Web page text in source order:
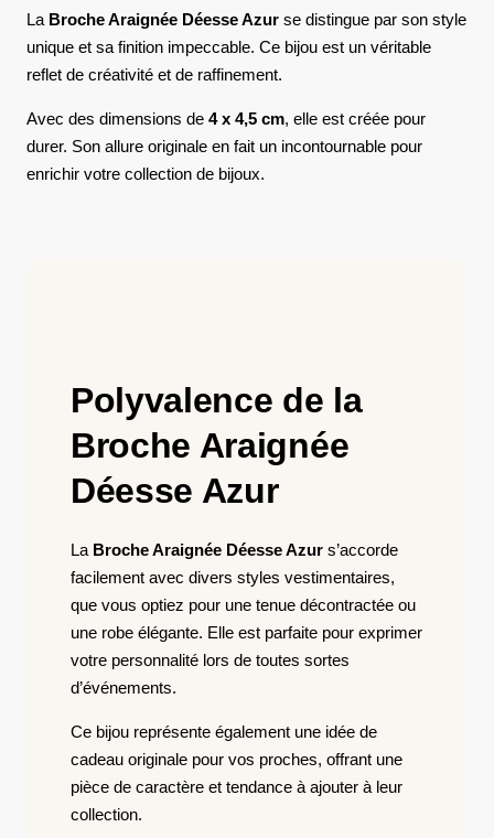
La Broche Araignée Déesse Azur se distingue par son style
unique et sa finition impeccable. Ce bijou est un véritable
reflet de créativité et de raffinement.
Avec des dimensions de 4 x 4,5 cm, elle est créée pour
durer. Son allure originale en fait un incontournable pour
enrichir votre collection de bijoux.
Polyvalence de la
Broche Araignée
Déesse Azur
La Broche Araignée Déesse Azur s’accorde
facilement avec divers styles vestimentaires,
que vous optiez pour une tenue décontractée ou
une robe élégante. Elle est parfaite pour exprimer
votre personnalité lors de toutes sortes
d’événements.
Ce bijou représente également une idée de
cadeau originale pour vos proches, offrant une
pièce de caractère et tendance à ajouter à leur
collection.